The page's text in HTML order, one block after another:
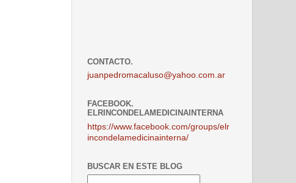
CONTACTO.
juanpedromacaluso@yahoo.com.ar
FACEBOOK.
ELRINCONDELAMEDICINAINTERNA
https://www.facebook.com/groups/elr
incondelamedicinainterna/
BUSCAR EN ESTE BLOG